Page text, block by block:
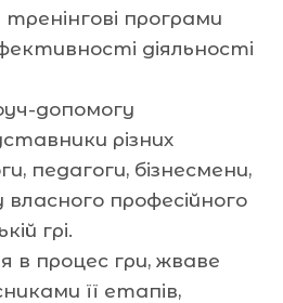
тренінгові програми
діяльності
допомогу
різних
педагоги, бізнесмени,
власного професійного
грі.
в процес гри, жваве
її етапів,